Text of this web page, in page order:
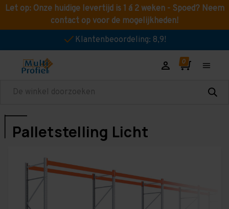
Let op: Onze huidige levertijd is 1 á 2 weken - Spoed? Neem
contact op voor de mogelijkheden!
Klantenbeoordeling: 8,9!
Zoeken
Palletstelling Licht